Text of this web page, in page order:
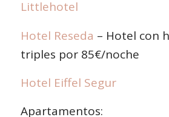
Littlehotel
Hotel Reseda – Hotel con
triples por 85€/noche
Hotel Eiffel Segur
Apartamentos: